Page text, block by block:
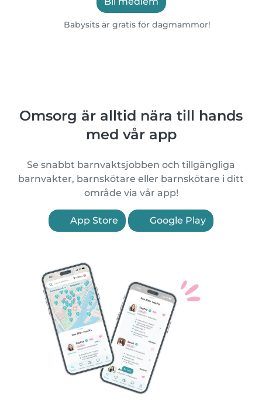
Babysits är gratis för dagmammor!
Omsorg är alltid nära till hands
med vår app
Se snabbt barnvaktsjobben och tillgängliga
barnvakter, barnskötare eller barnskötare i ditt
område via vår app!
App Store Google Play